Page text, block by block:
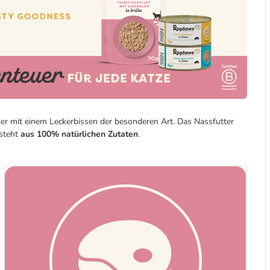
einem Leckerbissen der besonderen Art. Das Nassfutter
aus 100% natürlichen Zutaten.